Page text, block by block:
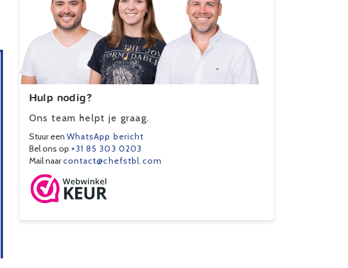
Hulp nodig?
Ons team helpt je graag.
Stuur een WhatsApp bericht
Bel ons op +31 85 303 0203
Mail naarcontact@chefstbl.com